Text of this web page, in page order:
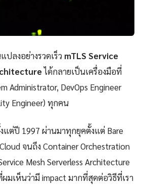
ลงอย่างรวดเร็ว mTLS Service
ได้กลายเป็นเครื่องมือที่
Administrator, DevOps Engineer
Engineer) ทุกคน
แต่ปี 1997 ผ่านมาทุกยุคตั้งแต่ Bare
จนถึง Container Orchestration
Mesh Serverless Architecture
มเห็นว่ามี impact มากที่สุดต่อวิธีที่เรา